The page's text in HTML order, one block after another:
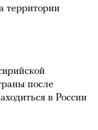
территории
после
в России